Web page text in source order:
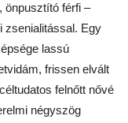
önpusztító férfi –
zsenialitással. Egy
lassú
frissen elvált
felnőtt nővé
négyszög